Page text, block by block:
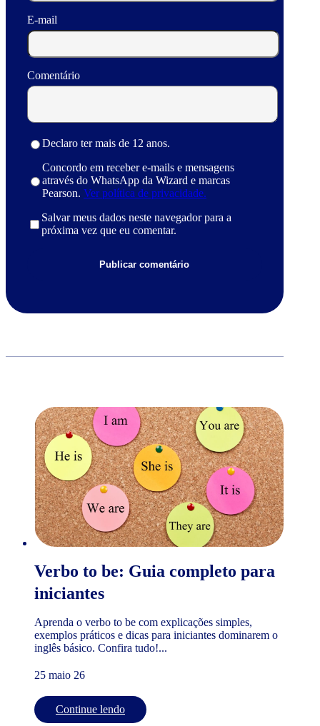
E-mail
Comentário
Declaro ter mais de 12 anos.
Concordo em receber e-mails e mensagens
através do WhatsApp da Wizard e marcas
Pearson. Ver política de privacidade.
Salvar meus dados neste navegador para a
próxima vez que eu comentar.
Verbo to be: Guia completo para
iniciantes
Aprenda o verbo to be com explicações simples,
exemplos práticos e dicas para iniciantes dominarem o
inglês básico. Confira tudo!...
25 maio 26
Continue lendo